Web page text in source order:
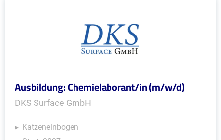
Ausbildung: Chemielaborant/in (m/w/d)
DKS Surface GmbH
Katzenelnbogen